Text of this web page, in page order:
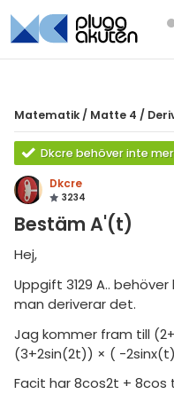
Matematik / Matte 4 /
Dkcre behöver inte
Dkcre
3234
Bestäm A'(t)
Hej,
Uppgift 3129 A..
man deriverar det.
Jag kommer fram till
(3+2sin(2t)) × ( -
Facit har 8cos2t +
Alla trådar
7
8
9
1
2
3
4
& Bygg
språk